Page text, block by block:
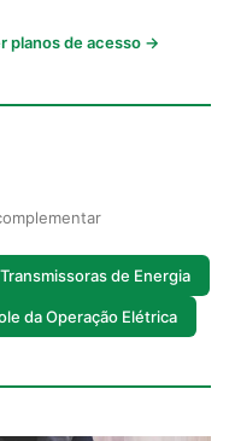
planos de acesso →
Transmissoras de Energia
da Operação Elétrica